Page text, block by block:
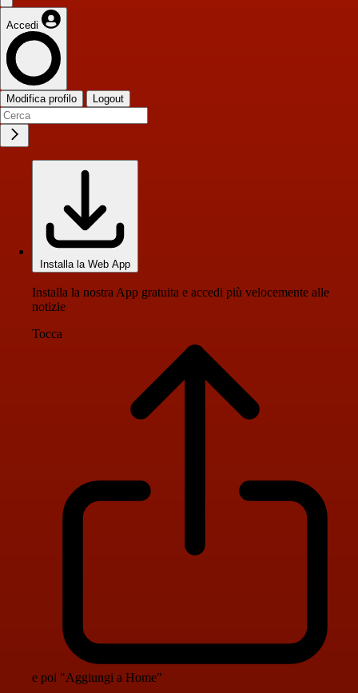
Accedi
Modifica profilo Logout
Installa la Web App
Installa la nostra App gratuita e accedi più velocemente alle
notizie
Tocca
e poi "Aggiungi a Home"